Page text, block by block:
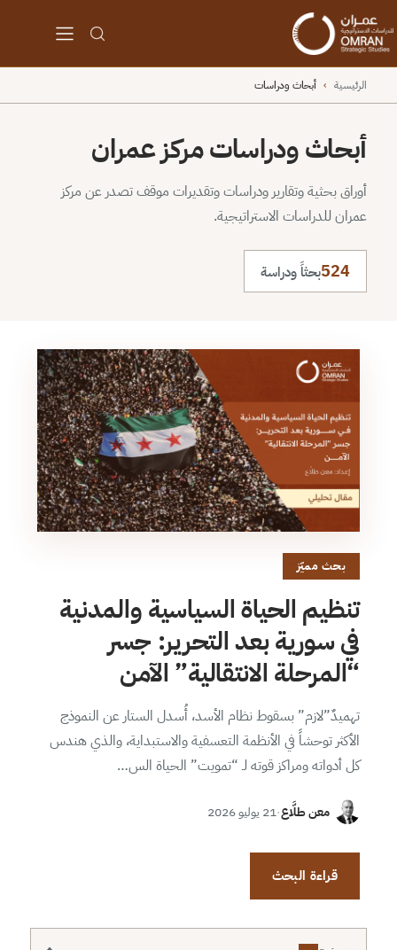
الرئيسية › أبحاث ودراسات
أبحاث ودراسات مركز عمران
أوراق بحثية وتقارير ودراسات وتقديرات موقف تصدر عن مركز
عمران للدراسات الاستراتيجية.
524بحثاً ودراسة
بحث مميّز
تنظيم الحياة السياسية والمدنية
في سورية بعد التحرير: جسر
“المرحلة الانتقالية” الآمن
تهميدٌ”لازم” بسقوط نظام الأسد، أُسدل الستار عن النموذج
الأكثر توحشاً في الأنظمة التعسفية والاستبداية، والذي هندس
كل أدواته ومراكز قوته لـ “تمويت” الحياة الس…
معن طلَّاع·21 يوليو 2026
قراءة البحث